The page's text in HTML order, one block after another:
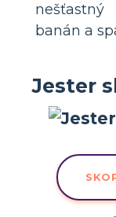
banán a
Jester